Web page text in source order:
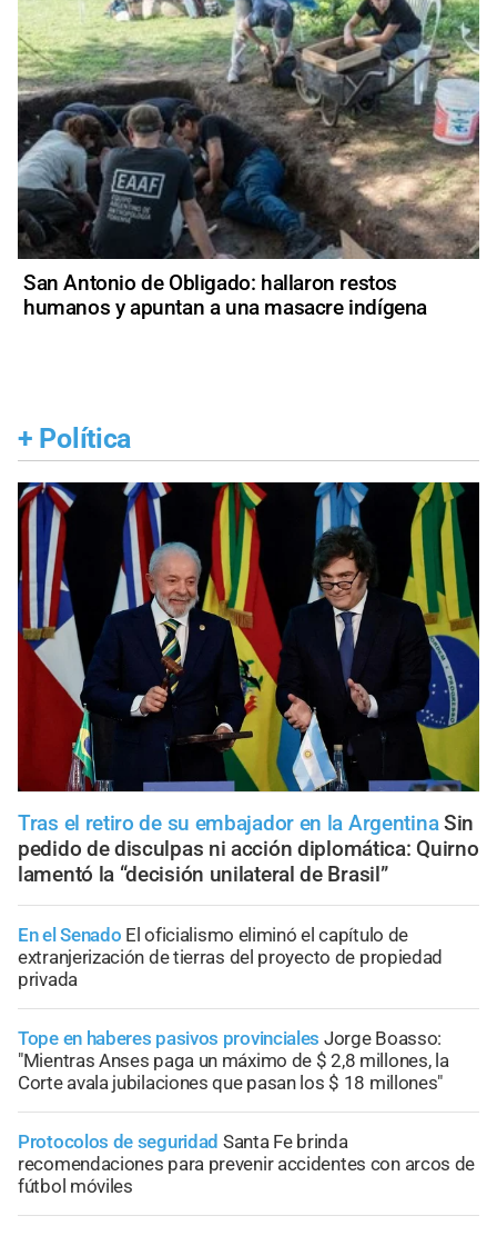
San Antonio de Obligado: hallaron restos
humanos y apuntan a una masacre indígena
+ Política
Tras el retiro de su embajador en la Argentina Sin
pedido de disculpas ni acción diplomática: Quirno
lamentó la “decisión unilateral de Brasil”
En el Senado El oficialismo eliminó el capítulo de
extranjerización de tierras del proyecto de propiedad
privada
Tope en haberes pasivos provinciales Jorge Boasso:
"Mientras Anses paga un máximo de $ 2,8 millones, la
Corte avala jubilaciones que pasan los $ 18 millones"
Protocolos de seguridad Santa Fe brinda
recomendaciones para prevenir accidentes con arcos de
fútbol móviles